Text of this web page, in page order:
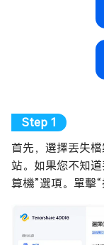
首先，選擇丟失
站。如果您不知
算機”選項。單擊“